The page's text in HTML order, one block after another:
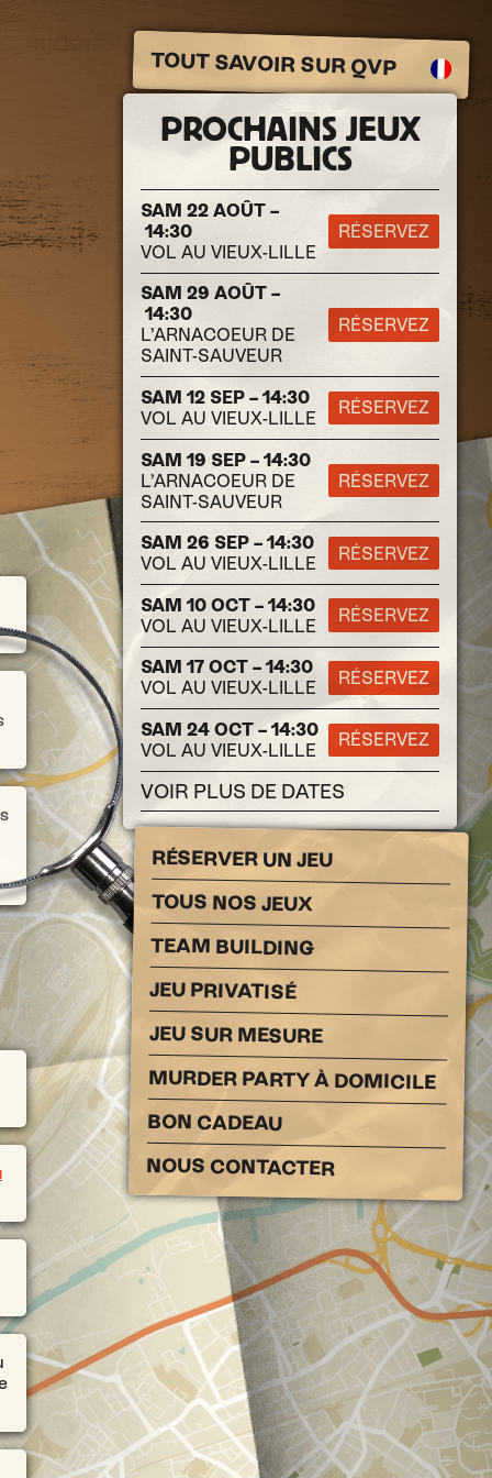
TOUT SAVOIR SUR QVP
PROCHAINS JEUX
PUBLICS
SAM 22 AOÛT –
14:30
VOL AU VIEUX-LILLE
RÉSERVEZ
SAM 29 AOÛT –
14:30
L’ARNACOEUR DE
SAINT-SAUVEUR
RÉSERVEZ
SAM 12 SEP – 14:30
VOL AU VIEUX-LILLE
RÉSERVEZ
SAM 19 SEP – 14:30
L’ARNACOEUR DE
SAINT-SAUVEUR
RÉSERVEZ
SAM 26 SEP – 14:30
VOL AU VIEUX-LILLE
RÉSERVEZ
SAM 10 OCT – 14:30
VOL AU VIEUX-LILLE
RÉSERVEZ
SAM 17 OCT – 14:30
VOL AU VIEUX-LILLE
RÉSERVEZ
SAM 24 OCT – 14:30
VOL AU VIEUX-LILLE
RÉSERVEZ
VOIR PLUS DE DATES
RÉSERVER UN JEU
TOUS NOS JEUX
TEAM BUILDING
JEU PRIVATISÉ
JEU SUR MESURE
MURDER PARTY À DOMICILE
BON CADEAU
NOUS CONTACTER